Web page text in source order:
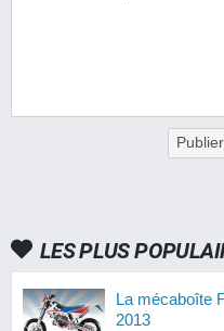
LES PLUS
La mécaboîte
2013